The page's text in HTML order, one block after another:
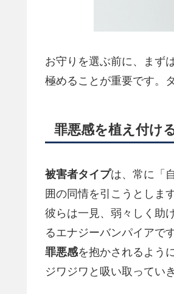
お守りを選ぶ前に、まず
極めることが重要です。
罪悪感を植え付け
被害者タイプは、常に「
囲の同情を引こうとします
彼らは一見、弱々しく助
るエナジーバンパイアで
罪悪感を抱かされるよう
ジワジワと吸い取ってい